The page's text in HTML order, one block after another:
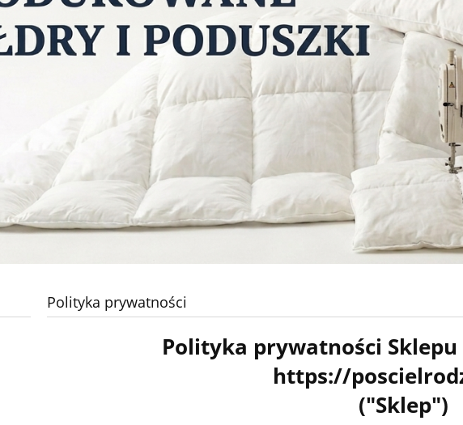
Polityka prywatności
Polityka prywatności
https://
("Sklep")